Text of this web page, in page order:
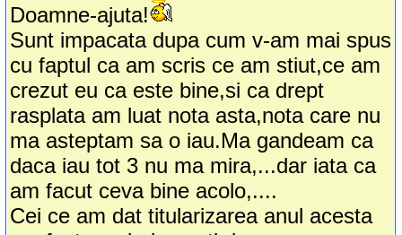
Doamne-ajuta!
Sunt impacata dupa cum v-am mai spus
cu faptul ca am scris ce am stiut,ce am
crezut eu ca este bine,si ca drept
rasplata am luat nota asta,nota care nu
ma asteptam sa o iau.Ma gandeam ca
daca iau tot 3 nu ma mira,...dar iata ca
am facut ceva bine acolo,....
Cei ce am dat titularizarea anul acesta